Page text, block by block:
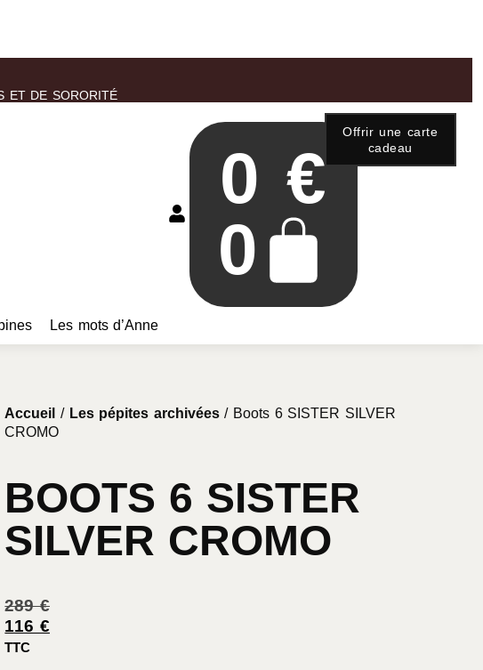
ET DE SORORITÉ
0€
0
Offrir une carte
cadeau
Les mots d’Anne
Accueil / Les pépites archivées/ Boots 6 SISTER SILVER
CROMO
BOOTS 6 SISTER
SILVER CROMO
289€
116 €
TTC